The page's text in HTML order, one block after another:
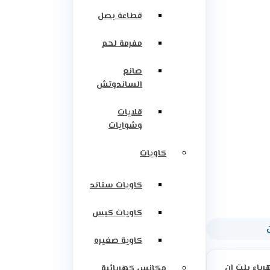
قطاعة بصل
مفرمة لحم
صانع
الساندوتش
قلايات
وشوايات
كاويات
كاويات ستاند
كاويات كبس
كاوية صغيره